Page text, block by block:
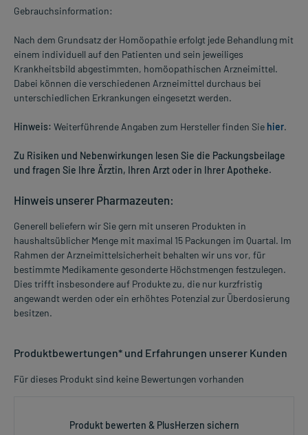
Gebrauchsinformation:
Nach dem Grundsatz der Homöopathie erfolgt jede Behandlung mit
einem individuell auf den Patienten und sein jeweiliges
Krankheitsbild abgestimmten, homöopathischen Arzneimittel.
Dabei können die verschiedenen Arzneimittel durchaus bei
unterschiedlichen Erkrankungen eingesetzt werden.
Hinweis: Weiterführende Angaben zum Hersteller finden Sie hier.
Zu Risiken und Nebenwirkungen lesen Sie die Packungsbeilage
und fragen Sie Ihre Ärztin, Ihren Arzt oder in Ihrer Apotheke.
Hinweis unserer Pharmazeuten:
Generell beliefern wir Sie gern mit unseren Produkten in
haushaltsüblicher Menge mit maximal 15 Packungen im Quartal. Im
Rahmen der Arzneimittelsicherheit behalten wir uns vor, für
bestimmte Medikamente gesonderte Höchstmengen festzulegen.
Dies trifft insbesondere auf Produkte zu, die nur kurzfristig
angewandt werden oder ein erhöhtes Potenzial zur Überdosierung
besitzen.
Produktbewertungen* und Erfahrungen unserer Kunden
Für dieses Produkt sind keine Bewertungen vorhanden
Produkt bewerten & PlusHerzen sichern